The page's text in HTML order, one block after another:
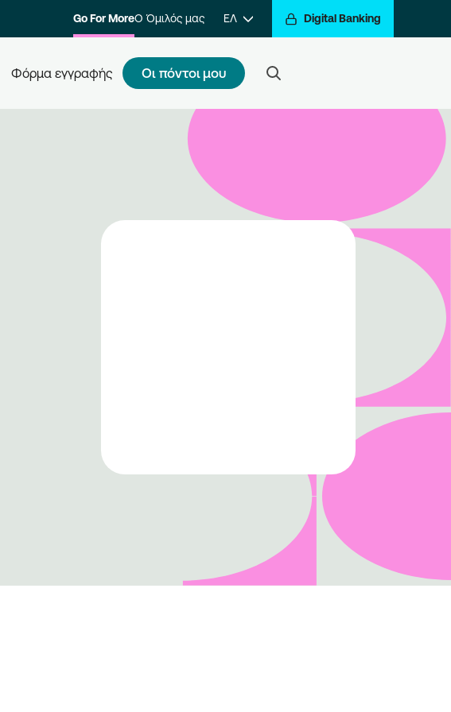
Go For MoreΟ Όμιλός μας ΕΛ Digital Banking
Πώς κάνω εγγραφή
Ελάτε ένα βήμα πιο κοντά στην
επιβράβευση των συναλλαγών σας.
Εγγραφείτε στο πρόγραμμα και να
επιβράβευσης του Go For More.
Φόρμα εγγραφής Οι πόντοι μου